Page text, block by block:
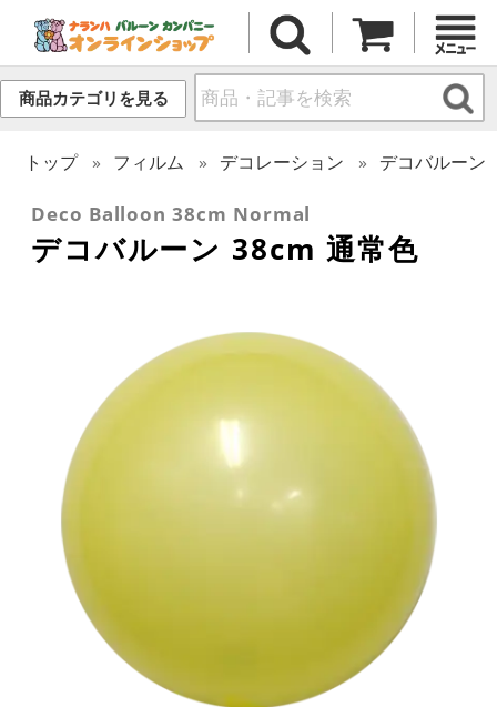
商品カテゴリを見る
トップ フィルム デコレーション デコバルーン
Deco Balloon 38cm Normal
デコバルーン 38cm 通常色